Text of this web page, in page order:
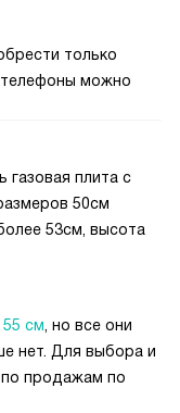
только
телефоны можно
газовая плита с
50см
53см, высота
см , но все они
нет. Для выбора и
по продажам по